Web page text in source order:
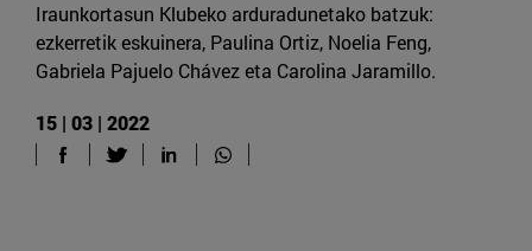
Iraunkortasun Klubeko arduradunetako batzuk:
ezkerretik eskuinera, Paulina Ortiz, Noelia Feng,
Gabriela Pajuelo Chávez eta Carolina Jaramillo.
15 | 03 | 2022